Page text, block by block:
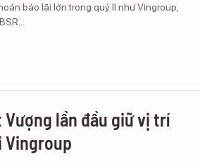
báo lãi lớn trong quý II như Vingroup,
Vượng lần đầu giữ vị trí
Vingroup